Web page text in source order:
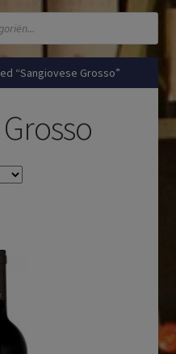
“Sangiovese Grosso”